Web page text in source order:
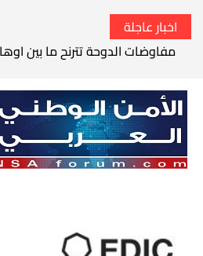
اخبار عاجلة
مفاوضات الدوحة تترنح ما بين